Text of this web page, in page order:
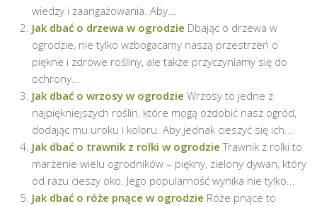
wiedzy i zaangażowania. Aby...
Jak dbać o drzewa w ogrodzie Dbając o drzewa w
ogrodzie, nie tylko wzbogacamy naszą przestrzeń o
piękne i zdrowe rośliny, ale także przyczyniamy się do
ochrony...
Jak dbać o wrzosy w ogrodzie Wrzosy to jedne z
najpiękniejszych roślin, które mogą ozdobić nasz ogród,
dodając mu uroku i koloru. Aby jednak cieszyć się ich...
Jak dbać o trawnik z rolki w ogrodzie Trawnik z rolki to
marzenie wielu ogrodników – piękny, zielony dywan, który
od razu cieszy oko. Jego popularność wynika nie tylko...
Jak dbać o róże pnące w ogrodzie Róże pnące to